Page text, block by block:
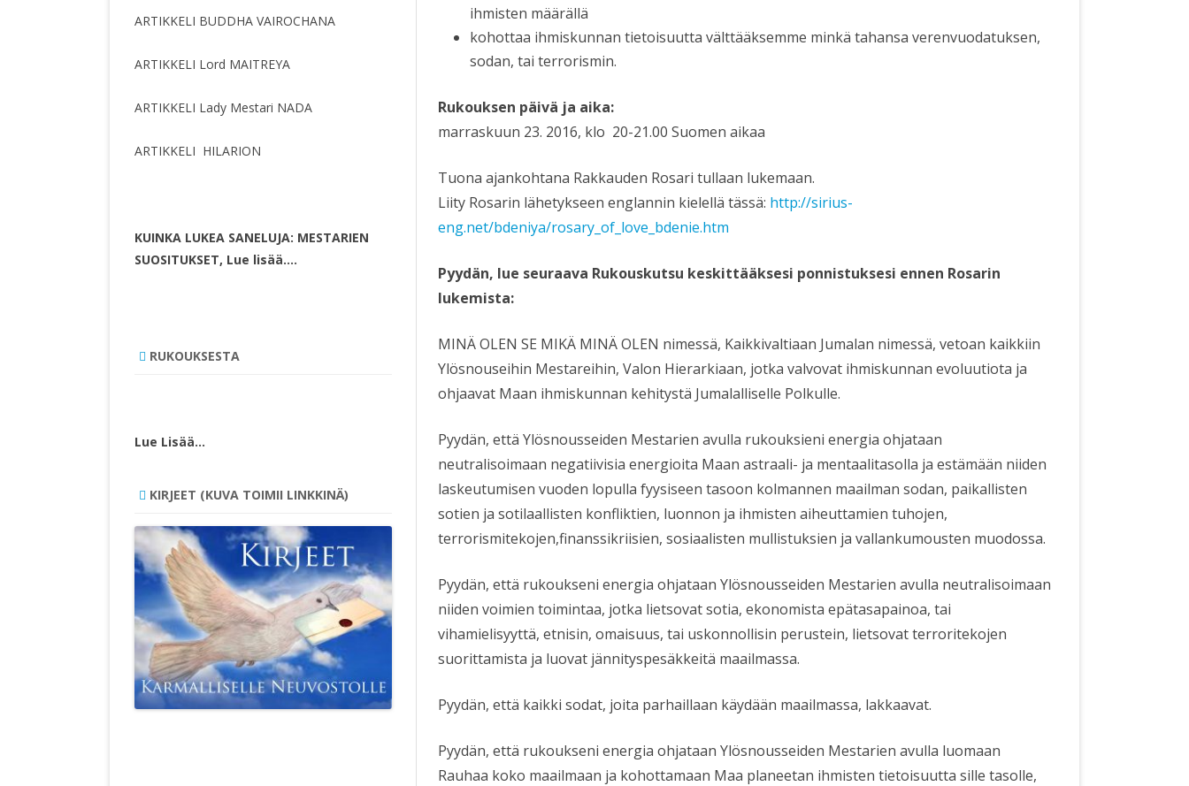
ihmisten määrällä
kohottaa ihmiskunnan tietoisuutta välttääksemme minkä tahansa verenvuodatuksen,
sodan, tai terrorismin.
Rukouksen päivä ja aika:
marraskuun 23. 2016, klo 20-21.00 Suomen aikaa
Tuona ajankohtana Rakkauden Rosari tullaan lukemaan.
Liity Rosarin lähetykseen englannin kielellä tässä: http://sirius-
eng.net/bdeniya/rosary_of_love_bdenie.htm
Pyydän, lue seuraava Rukouskutsu keskittääksesi ponnistuksesi ennen Rosarin
lukemista:
MINÄ OLEN SE MIKÄ MINÄ OLEN nimessä, Kaikkivaltiaan Jumalan nimessä, vetoan kaikkiin
Ylösnouseihin Mestareihin, Valon Hierarkiaan, jotka valvovat ihmiskunnan evoluutiota ja
ohjaavat Maan ihmiskunnan kehitystä Jumalalliselle Polkulle.
Pyydän, että Ylösnousseiden Mestarien avulla rukouksieni energia ohjataan
neutralisoimaan negatiivisia energioita Maan astraali- ja mentaalitasolla ja estämään niiden
laskeutumisen vuoden lopulla fyysiseen tasoon kolmannen maailman sodan, paikallisten
sotien ja sotilaallisten konfliktien, luonnon ja ihmisten aiheuttamien tuhojen,
terrorismitekojen,finanssikriisien, sosiaalisten mullistuksien ja vallankumousten muodossa.
Pyydän, että rukoukseni energia ohjataan Ylösnousseiden Mestarien avulla neutralisoimaan
niiden voimien toimintaa, jotka lietsovat sotia, ekonomista epätasapainoa, tai
vihamielisyyttä, etnisin, omaisuus, tai uskonnollisin perustein, lietsovat terroritekojen
suorittamista ja luovat jännityspesäkkeitä maailmassa.
Pyydän, että kaikki sodat, joita parhaillaan käydään maailmassa, lakkaavat.
Pyydän, että rukoukseni energia ohjataan Ylösnousseiden Mestarien avulla luomaan
Rauhaa koko maailmaan ja kohottamaan Maa planeetan ihmisten tietoisuutta sille tasolle,
ARTIKKELI BUDDHA VAIROCHANA
ARTIKKELI Lord MAITREYA
ARTIKKELI Lady Mestari NADA
ARTIKKELI HILARION
KUINKA LUKEA SANELUJA: MESTARIEN
SUOSITUKSET, Lue lisää….
RUKOUKSESTA
Lue Lisää…
KIRJEET (KUVA TOIMII LINKKINÄ)